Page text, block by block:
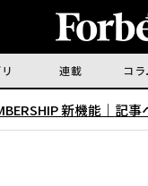
連載 コ
新機能｜ 記事